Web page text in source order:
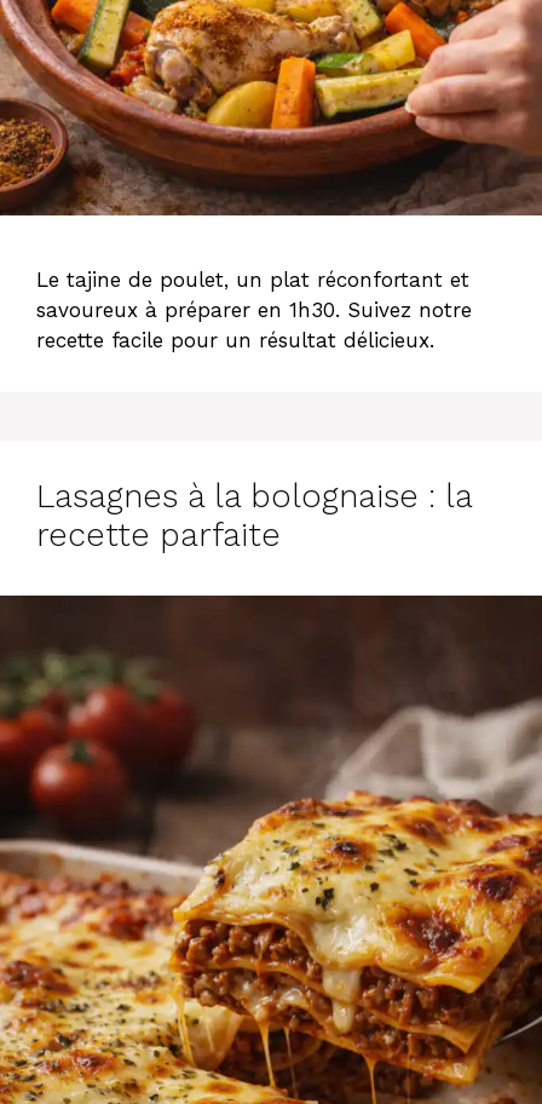
Le tajine de poulet, un plat réconfortant et
savoureux à préparer en 1h30. Suivez notre
recette facile pour un résultat délicieux.
Lasagnes à la bolognaise : la
recette parfaite